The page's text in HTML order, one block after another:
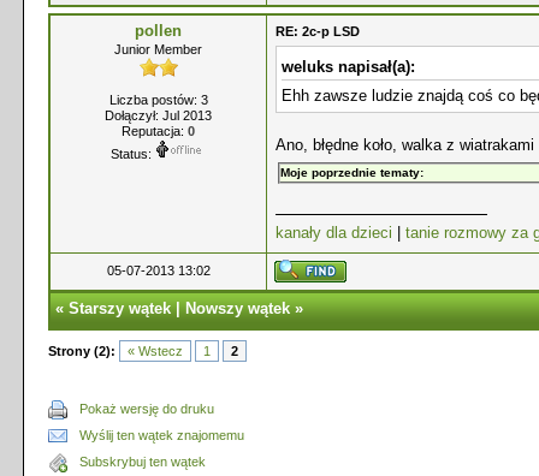
pollen
Junior Member
Liczba postów: 3
Dołączył: Jul 2013
Reputacja: 0
Status:
RE: 2c-p LSD
weluks napisał(a):
Ehh zawsze ludzie znajdą coś co
Ano, błędne koło, walka z
Moje poprzednie tematy:
kanały dla dzieci tanie rozmowy za
05-07-2013 13:02
«Starszy wątek|Nowszy wątek»
Strony (2): « Wstecz 1 2
Pokaż wersję do druku
Wyślij ten wątek znajomemu
Subskrybuj ten wątek